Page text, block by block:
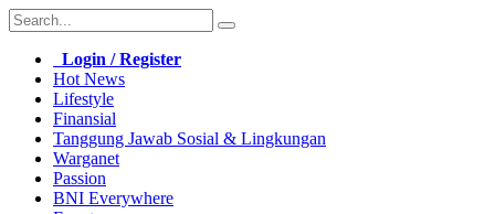
Login / Register
Hot News
Lifestyle
Finansial
Tanggung Jawab Sosial & Lingkungan
Warganet
Passion
BNI Everywhere